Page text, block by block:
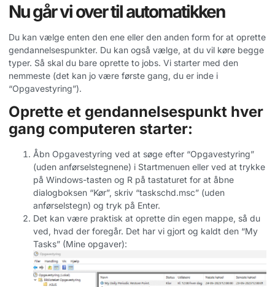
Nu går vi over til automatikken
Du kan vælge enten den ene eller den anden form for at oprette
gendannelsespunkter. Du kan også vælge, at du vil køre begge
typer. Så skal du bare oprette to jobs. Vi starter med den
nemmeste (det kan jo være første gang, du er inde i
“Opgavestyring”).
Oprette et gendannelsespunkt hver
gang computeren starter:
Åbn Opgavestyring ved at søge efter “Opgavestyring”
(uden anførselstegnene) i Startmenuen eller ved at trykke
på Windows-tasten og R på tastaturet for at åbne
dialogboksen “Kør”, skriv “taskschd.msc” (uden
anførselstegn) og tryk på Enter.
Det kan være praktisk at oprette din egen mappe, så du
ved, hvad der foregår. Det har vi gjort og kaldt den “My
Tasks” (Mine opgaver):